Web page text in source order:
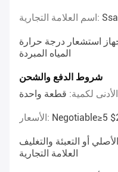
اسم العلامة التجارية:
جهاز استشعار درجة حرارة
المياه المبردة
شروط الدفع والشحن
لكمية: قطعة واحدة
الأسعار: Negotiable≥5
أو التعبئة والتغليف
العلامة التجارية